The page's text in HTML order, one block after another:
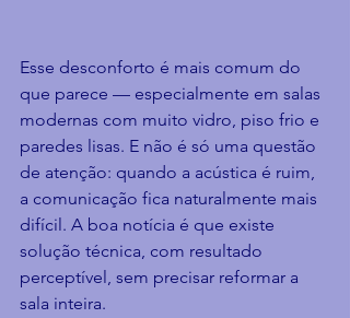
Esse desconforto é mais comum do
que parece — especialmente em salas
modernas com muito vidro, piso frio e
paredes lisas. E não é só uma questão
de atenção: quando a acústica é ruim,
a comunicação fica naturalmente mais
difícil. A boa notícia é que existe
solução técnica, com resultado
perceptível, sem precisar reformar a
sala inteira.